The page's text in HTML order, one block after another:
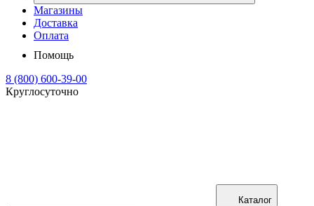
Магазины
Доставка
Оплата
Помощь
8 (800) 600-39-00
Круглосуточно
Каталог